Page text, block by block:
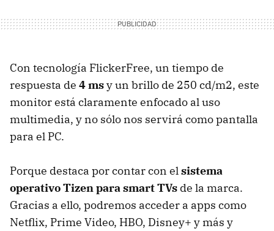
Con tecnología FlickerFree, un tiempo de
respuesta de 4 msy un brillo de 250 cd/m2, este
monitor está claramente enfocado al uso
multimedia, y no sólo nos servirá como pantalla
para el PC.
Porque destaca por contar con elsistema
operativo Tizen para smart TVs de la marca.
Gracias a ello, podremos acceder a apps como
Netflix, Prime Video, HBO, Disney+ y más y